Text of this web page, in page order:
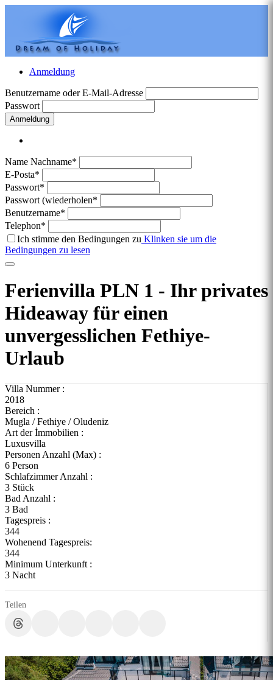
Anmeldung
Benutzername oder E-Mail-Adresse
Passwort
Anmeldung
Name Nachname*
E-Posta*
Passwort*
Passwort (wiederholen*
Benutzername*
Telephon*
Ich stimme den Bedingungen zu Klinken sie um die
Bedingungen zu lesen
Ferienvilla PLN 1 - Ihr privates
Hideaway für einen
unvergesslichen Fethiye-
Urlaub
Villa Nummer :
2018
Bereich :
Mugla / Fethiye / Oludeniz
Art der İmmobilien :
Luxusvilla
Personen Anzahl (Max) :
6 Person
Schlafzimmer Anzahl :
3 Stück
Bad Anzahl :
3 Bad
Tagespreis :
344
Wohenend Tagespreis:
344
Minimum Unterkunft :
3 Nacht
Teilen